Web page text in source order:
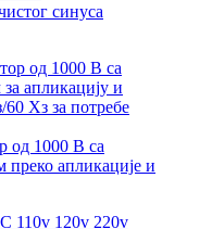
синуса
од 1000 В са
апликације и